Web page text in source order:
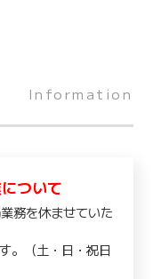
Information
ついて
務を休ませていた
。（土・日・祝日